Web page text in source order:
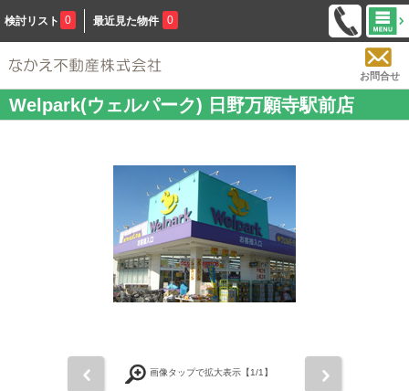
検討リスト 0 最近見た物件 0
お問合せ
Welpark(ウェルパーク) 日野万願寺駅前店
画像タップで拡大表示【1/1】